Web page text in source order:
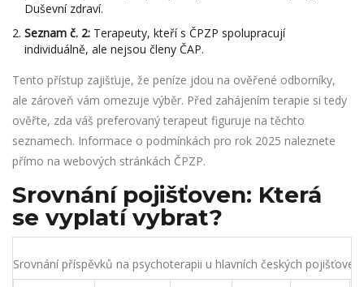
Duševní zdraví.
Seznam č. 2: Terapeuty, kteří s ČPZP spolupracují
individuálně, ale nejsou členy ČAP.
Tento přístup zajišťuje, že peníze jdou na ověřené odborníky,
ale zároveň vám omezuje výběr. Před zahájením terapie si tedy
ověřte, zda váš preferovaný terapeut figuruje na těchto
seznamech. Informace o podmínkách pro rok 2025 naleznete
přímo na webových stránkách ČPZP.
Srovnání pojišťoven: Která
se vyplatí vybrat?
Srovnání příspěvků na psychoterapii u hlavních českých